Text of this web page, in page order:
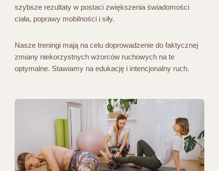
szybsze rezultaty w postaci zwiększenia świadomości
ciała, poprawy mobilności i siły.
Nasze treningi mają na celu doprowadzenie do faktycznej
zmiany niekorzystnych wzorców ruchowych na te
optymalne. Stawiamy na edukację i intencjonalny ruch.